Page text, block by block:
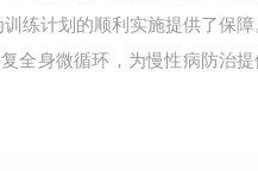
训练计划的顺利实施提供了保障
全身微循环，为慢性病防治